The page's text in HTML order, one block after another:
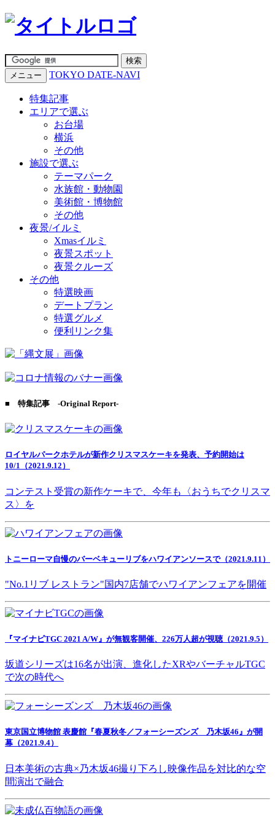
メニュー TOKYO DATE-NAVI
特集記事
エリアで選ぶ
お台場
横浜
その他
施設で選ぶ
テーマパーク
水族館・動物園
美術館・博物館
その他
夜景/イルミ
Xmasイルミ
夜景スポット
夜景クルーズ
その他
特選映画
デートプラン
特選グルメ
便利リンク集
■ 特集記事 -Original Report-
ロイヤルパークホテルが新作クリスマスケーキを発表、予約開始は
10/1（2021.9.12）
コンテスト受賞の新作ケーキで、今年も〈おうちでクリスマ
ス〉を
トニーローマ自慢のバーベキューリブをハワイアンソースで（2021.9.11）
"No.1リブ レストラン"国内7店舗でハワイアンフェアを開催
『マイナビTGC 2021 A/W』が無観客開催、226万人超が視聴（2021.9.5）
坂道シリーズは16名が出演、進化したXRやバーチャルTGC
で次の時代へ
東京国立博物館 表慶館『春夏秋冬／フォーシーズンズ 乃木坂46』が開
幕（2021.9.4）
日本美術の古典×乃木坂46撮り下ろし映像作品を対比的な空
間演出で融合